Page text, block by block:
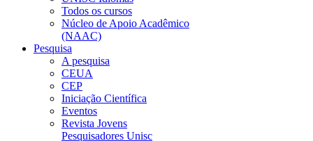
Todos os cursos
Núcleo de Apoio Acadêmico
(NAAC)
Pesquisa
A pesquisa
CEUA
CEP
Iniciação Científica
Eventos
Revista Jovens
Pesquisadores Unisc